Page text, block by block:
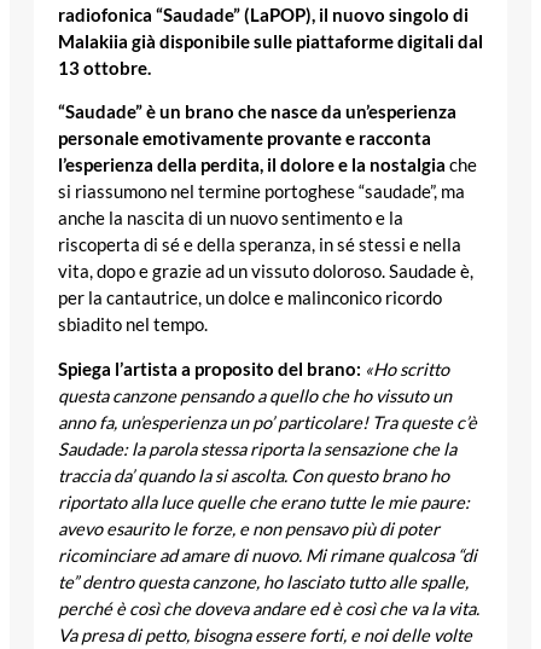
radiofonica “Saudade” (LaPOP), il nuovo singolo di
Malakiia già disponibile sulle piattaforme digitali dal
13 ottobre.
“Saudade” è un brano che nasce da un’esperienza
personale emotivamente provantee racconta
l’esperienza della perdita, il dolore e la nostalgia che
si riassumono nel termine portoghese “saudade”, ma
anche la nascita di un nuovo sentimento e la
riscoperta di sé e della speranza, in sé stessi e nella
vita, dopo e grazie ad un vissuto doloroso. Saudade è,
per la cantautrice, un dolce e malinconico ricordo
sbiadito nel tempo.
Spiega l’artista a proposito del brano: «Ho scritto
questa canzone pensando a quello che ho vissuto un
anno fa, un’esperienza un po’ particolare! Tra queste c’è
Saudade: la parola stessa riporta la sensazione che la
traccia da’ quando la si ascolta. Con questo brano ho
riportato alla luce quelle che erano tutte le mie paure:
avevo esaurito le forze, e non pensavo più di poter
ricominciare ad amare di nuovo. Mi rimane qualcosa “di
te” dentro questa canzone, ho lasciato tutto alle spalle,
perché è così che doveva andare ed è così che va la vita.
Va presa di petto, bisogna essere forti, e noi delle volte